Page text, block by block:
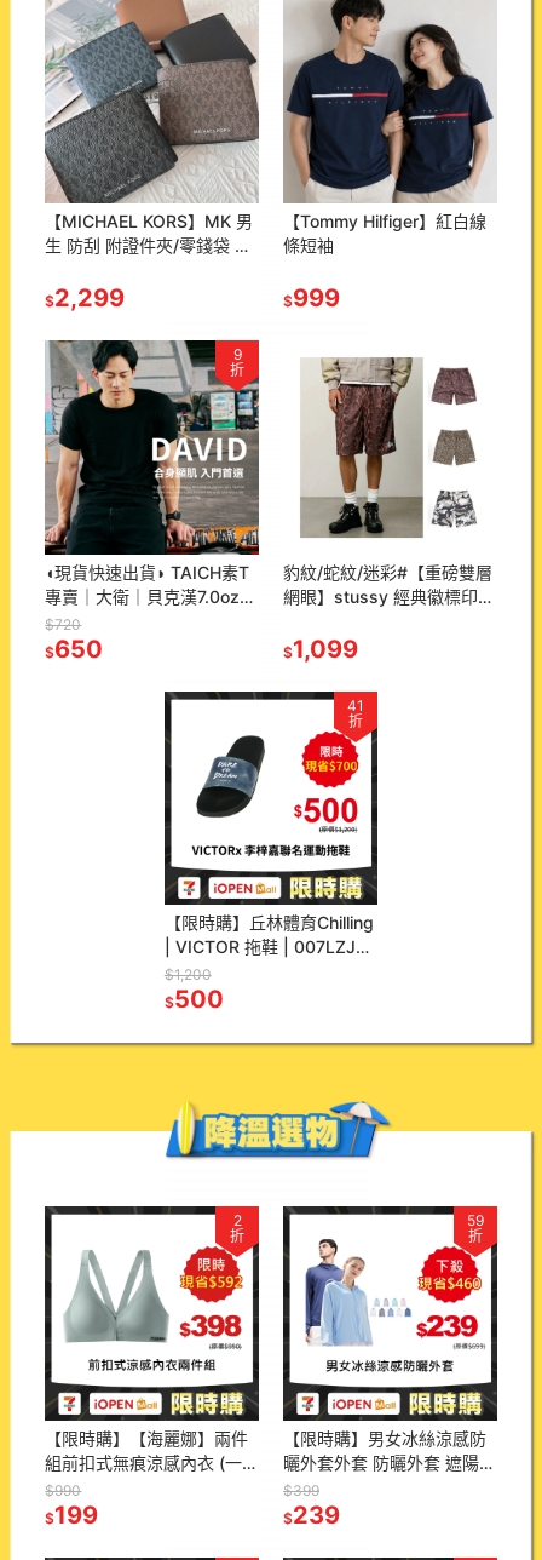
【MICHAEL KORS】MK 男
生 防刮 附證件夾/零錢袋 短
$2,299
【Tommy Hilfiger】紅白線
條短袖
$999
9
折
◖現貨快速出貨◗ TAICH素T
專賣｜大衛｜貝克漢7.0oz合
身剪裁健身包覆上胸短袖男
T素色T恤(大尺碼/抗激凸)
$720
$650
豹紋/蛇紋/迷彩#【重磅雙層
網眼】stussy 經典徽標印花
分褲 男女同款
$1,099
41
折
【限時購】丘林體育Chilling
| VICTOR 拖鞋 | 007LZJ
BC | 運動拖鞋 | 李梓嘉 聯名
款
$1,200
$500
2
折
【限時購】【海麗娜】兩件
組前扣式無痕涼感內衣 (一
件無法接單，請以2的倍數
下單) 無鋼圈美背內衣【
$990
$199
59
折
【限時購】男女冰絲涼感防
曬外套外套 防曬外套 遮陽
連帽外套 情侶裝 男外套 女
外套 運動外套 風衣
$399
$239